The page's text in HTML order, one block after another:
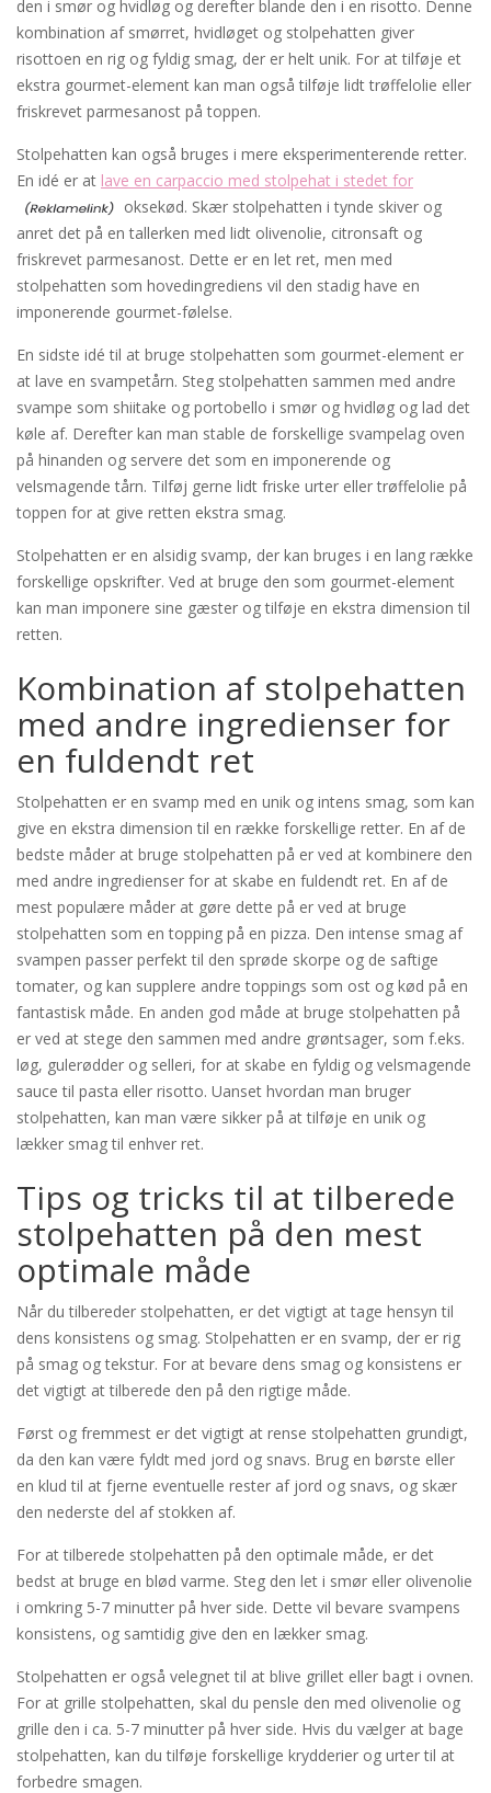
den i smør og hvidløg og derefter blande den i en risotto. Denne
kombination af smørret, hvidløget og stolpehatten giver
risottoen en rig og fyldig smag, der er helt unik. For at tilføje et
ekstra gourmet-element kan man også tilføje lidt trøffelolie eller
friskrevet parmesanost på toppen.
Stolpehatten kan også bruges i mere eksperimenterende retter.
En idé er at lave en carpaccio med stolpehat i stedet for
oksekød. Skær stolpehatten i tynde skiver og
anret det på en tallerken med lidt olivenolie, citronsaft og
friskrevet parmesanost. Dette er en let ret, men med
stolpehatten som hovedingrediens vil den stadig have en
imponerende gourmet-følelse.
En sidste idé til at bruge stolpehatten som gourmet-element er
at lave en svampetårn. Steg stolpehatten sammen med andre
svampe som shiitake og portobello i smør og hvidløg og lad det
køle af. Derefter kan man stable de forskellige svampelag oven
på hinanden og servere det som en imponerende og
velsmagende tårn. Tilføj gerne lidt friske urter eller trøffelolie på
toppen for at give retten ekstra smag.
Stolpehatten er en alsidig svamp, der kan bruges i en lang række
forskellige opskrifter. Ved at bruge den som gourmet-element
kan man imponere sine gæster og tilføje en ekstra dimension til
retten.
Kombination af stolpehatten
med andre ingredienser for
en fuldendt ret
Stolpehatten er en svamp med en unik og intens smag, som kan
give en ekstra dimension til en række forskellige retter. En af de
bedste måder at bruge stolpehatten på er ved at kombinere den
med andre ingredienser for at skabe en fuldendt ret. En af de
mest populære måder at gøre dette på er ved at bruge
stolpehatten som en topping på en pizza. Den intense smag af
svampen passer perfekt til den sprøde skorpe og de saftige
tomater, og kan supplere andre toppings som ost og kød på en
fantastisk måde. En anden god måde at bruge stolpehatten på
er ved at stege den sammen med andre grøntsager, som f.eks.
løg, gulerødder og selleri, for at skabe en fyldig og velsmagende
sauce til pasta eller risotto. Uanset hvordan man bruger
stolpehatten, kan man være sikker på at tilføje en unik og
lækker smag til enhver ret.
Tips og tricks til at tilberede
stolpehatten på den mest
optimale måde
Når du tilbereder stolpehatten, er det vigtigt at tage hensyn til
dens konsistens og smag. Stolpehatten er en svamp, der er rig
på smag og tekstur. For at bevare dens smag og konsistens er
det vigtigt at tilberede den på den rigtige måde.
Først og fremmest er det vigtigt at rense stolpehatten grundigt,
da den kan være fyldt med jord og snavs. Brug en børste eller
en klud til at fjerne eventuelle rester af jord og snavs, og skær
den nederste del af stokken af.
For at tilberede stolpehatten på den optimale måde, er det
bedst at bruge en blød varme. Steg den let i smør eller olivenolie
i omkring 5-7 minutter på hver side. Dette vil bevare svampens
konsistens, og samtidig give den en lækker smag.
Stolpehatten er også velegnet til at blive grillet eller bagt i ovnen.
For at grille stolpehatten, skal du pensle den med olivenolie og
grille den i ca. 5-7 minutter på hver side. Hvis du vælger at bage
stolpehatten, kan du tilføje forskellige krydderier og urter til at
forbedre smagen.